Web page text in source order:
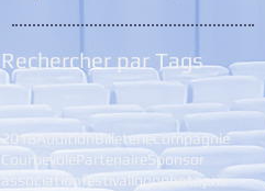
Rechercher par Tags
2018AuditionBilleterieCompagnie
Courbevoie PartenaireSponsor
associationfestivallogophotoprix